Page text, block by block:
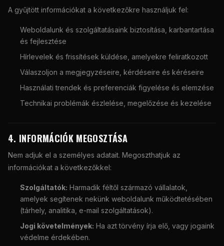
A gyűjtött információkat a következőkre használjuk fel:
Weboldalunk és szolgáltatásaink biztosítása, karbantartása
és fejlesztése
Hírlevelek és frissítések küldése, amelyekre feliratkozott
Válaszoljon a megjegyzéseire, kérdéseire és kéréseire
Használati trendek és preferenciák figyelése és elemzése
Technikai problémák észlelése, megelőzése és kezelése
4. INFORMÁCIÓK MEGOSZTÁSA
Nem adjuk el a személyes adatait. Megoszthatjuk az
információkat a következőkkel:
Szolgáltatók: Harmadik féltől származó vállalatok,
amelyek segítenek nekünk weboldalunk működtetésében
(tárhely, analitika, e-mail szolgáltatások).
Jogi követelmények: Ha azt törvény írja elő, vagy jogaink
védelme érdekében.